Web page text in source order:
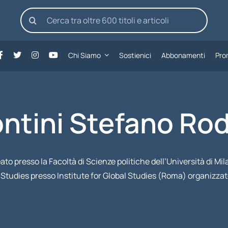
Cerca
per:
Chi Siamo Sostienici Abbonamenti
Stefano
presso la Facoltà di Scienze politiche dell’Università di
presso Institute for Global Studies (Roma)